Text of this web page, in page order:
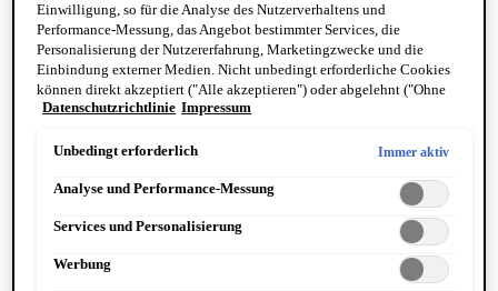
Hauptinhaltsstoffe
PEPTIDE
Stimulieren die hauteigene Kollagen Produktion
NIACINAMID
Hautschicht und lassen Hyperpigmentierungen
Einwilligung, so für die Analyse des Nutzerverhaltens und
Performance-Messung, das Angebot bestimmter Services, die
Personalisierung der Nutzererfahrung, Marketingzwecke und die
Einbindung externer Medien. Nicht unbedingt erforderliche Cookies
können direkt akzeptiert ("Alle akzeptieren") oder abgelehnt ("Ohne
Einwilligung fortfahren") werden. Individuelle Anpassungen der
speichern"). Die Auswahl kann jederzeit unter dem Link "Cookie-
Datenschutzinformationen.
Datenschutzrichtlinie Impressum
Unbedingt erforderlich Immer aktiv
Analyse und Performance-Messung
Services und Personalisierung
Werbung